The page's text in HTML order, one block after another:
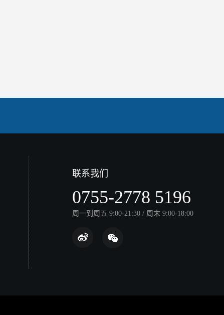
联系我们
0755-2778 5196
周一到周五 9:00-21:30 / 周末 9:00-18:00